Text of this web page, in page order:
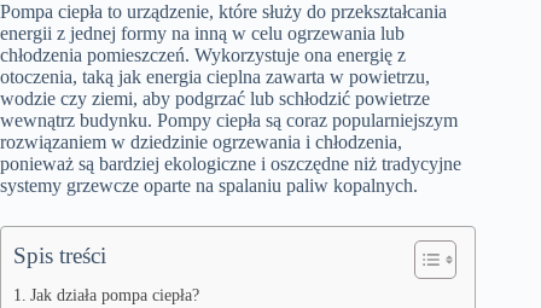
Pompa ciepła to urządzenie, które służy do przekształcania
energii z jednej formy na inną w celu ogrzewania lub
chłodzenia pomieszczeń. Wykorzystuje ona energię z
otoczenia, taką jak energia cieplna zawarta w powietrzu,
wodzie czy ziemi, aby podgrzać lub schłodzić powietrze
wewnątrz budynku. Pompy ciepła są coraz popularniejszym
rozwiązaniem w dziedzinie ogrzewania i chłodzenia,
ponieważ są bardziej ekologiczne i oszczędne niż tradycyjne
systemy grzewcze oparte na spalaniu paliw kopalnych.
Spis treści
Jak działa pompa ciepła?